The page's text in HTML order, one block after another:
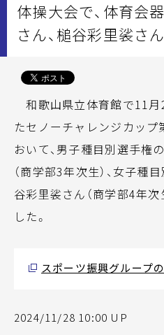
体操大会で、体育会
さん、槌谷彩里裟さ
和歌山県立体育館で11
たセノーチャレンジカッ
おいて、男子種目別選手権
（商学部3年次生）、女子種
谷彩里裟さん（商学部4年
した。
スポーツ振興グループ
2024/11/28 10:00 UP